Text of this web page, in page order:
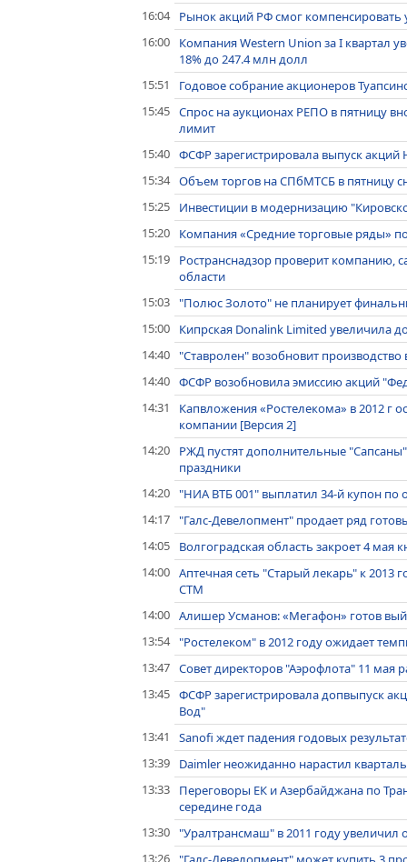
16:04
Рынок акций РФ смог компенсировать
16:00
Компания Western Union за I квартал
18% до 247.4 млн долл
15:51
Годовое собрание акционеров
15:45 Спрос на аукционах РЕПО в пятницу
лимит
15:40 ФСФР зарегистрировала выпуск
15:34 Объем торгов на СПбМТСБ в пятницу
15:25
Инвестиции в модернизацию
15:20
Компания «Средние торговые ряды»
15:19
Ространснадзор проверит компанию,
области
15:03 "Полюс Золото" не планирует
15:00
Кипрская Donalink Limited увеличила
14:40 "Ставролен" возобновит
14:40 ФСФР возобновила эмиссию акций
14:31
Капвложения «Ростелекома» в 2012 г
компании [Версия 2]
14:20
РЖД пустят дополнительные
праздники
14:20 "НИА ВТБ 001" выплатил 34-й купон по
14:17 "Галс-Девелопмент" продает ряд
14:05
Волгоградская область закроет 4 мая
14:00 Аптечная сеть "Старый лекарь" к 2013
СТМ
14:00 Алишер Усманов: «Мегафон» готов
13:54 "Ростелеком" в 2012 году ожидает
13:47 Совет директоров "Аэрофлота" 11 мая
13:45 ФСФР зарегистрировала допвыпуск
Вод"
13:41
Sanofi ждет падения годовых
13:39
Daimler неожиданно нарастил
13:33
Переговоры ЕК и Азербайджана по
середине года
13:30 "Уралтрансмаш" в 2011 году
13:26